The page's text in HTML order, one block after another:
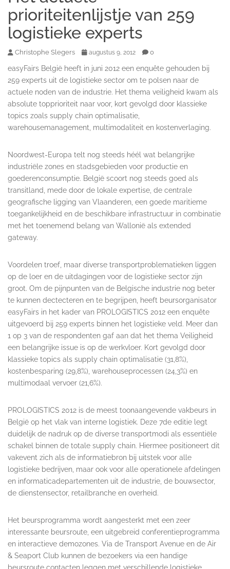
prioriteitenlijstje van 259
logistieke experts
Christophe Slegers augustus 9, 2012 0
easyFairs België heeft in juni 2012 een enquête gehouden bij
259 experts uit de logistieke sector om te polsen naar de
actuele noden van de industrie. Het thema veiligheid kwam als
absolute topprioriteit naar voor, kort gevolgd door klassieke
topics zoals supply chain optimalisatie,
warehousemanagement, multimodaliteit en kostenverlaging.
Noordwest-Europa telt nog steeds héél wat belangrijke
industriële zones en stadsgebieden voor productie en
goederenconsumptie. België scoort nog steeds goed als
transitland, mede door de lokale expertise, de centrale
geografische ligging van Vlaanderen, een goede maritieme
toegankelijkheid en de beschikbare infrastructuur in combinatie
met het toenemend belang van Wallonië als extended
gateway.
Voordelen troef, maar diverse transportproblematieken liggen
op de loer en de uitdagingen voor de logistieke sector zijn
groot. Om de pijnpunten van de Belgische industrie nog beter
te kunnen dectecteren en te begrijpen, heeft beursorganisator
easyFairs in het kader van PROLOGISTICS 2012 een enquête
uitgevoerd bij 259 experts binnen het logistieke veld. Meer dan
1 op 3 van de respondenten gaf aan dat het thema Veiligheid
een belangrijke issue is op de werkvloer. Kort gevolgd door
klassieke topics als supply chain optimalisatie (31,8%),
kostenbesparing (29,8%), warehouseprocessen (24,3%) en
multimodaal vervoer (21,6%).
PROLOGISTICS 2012 is de meest toonaangevende vakbeurs in
België op het vlak van interne logistiek. Deze 7de editie legt
duidelijk de nadruk op de diverse transportmodi als essentiële
schakel binnen de totale supply chain. Hiermee positioneert dit
vakevent zich als de informatiebron bij uitstek voor alle
logistieke bedrijven, maar ook voor alle operationele afdelingen
en informaticadepartementen uit de industrie, de bouwsector,
de dienstensector, retailbranche en overheid.
Het beursprogramma wordt aangesterkt met een zeer
interessante beursroute, een uitgebreid conferentieprogramma
en interactieve demozones. Via de Transport Avenue en de Air
& Seaport Club kunnen de bezoekers via een handige
beursroute contacten leggen met verschillende logistieke